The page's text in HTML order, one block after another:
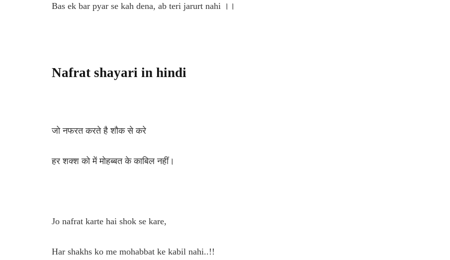
Bas ek bar pyar se kah dena, ab teri jarurt nahi ।।
Nafrat shayari in hindi
जो नफरत करते है शौक से करे
हर शक्श को में मोहब्बत के काबिल नहीं।
Jo nafrat karte hai shok se kare,
Har shakhs ko me mohabbat ke kabil nahi..!!